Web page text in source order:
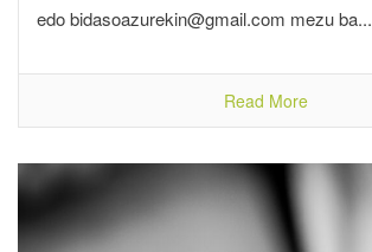
edo bidasoazurekin@gmail.com mezu ba...
Read More